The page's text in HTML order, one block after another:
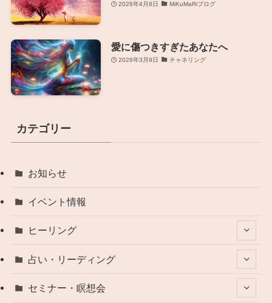
2026年4月8日 MiKuMaRiブログ
愛に傷つきすぎたあなたへ
2026年3月9日 チャネリング
カテゴリー
お知らせ
イベント情報
ヒーリング
占い・リーディング
セミナー・瞑想会